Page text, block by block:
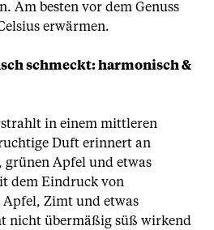
Am besten vor dem Genuss
erwärmen.
schmeckt: harmonisch &
in einem mittleren
Duft erinnert an
grünen Apfel und etwas
dem Eindruck von
Apfel, Zimt und etwas
nicht übermäßig süß wirkend